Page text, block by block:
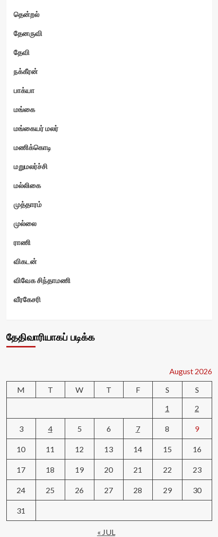
தென்றல்
தேனருவி
தேவி
நக்கீரன்
பாக்யா
மங்கை
மங்கையர் மலர்
மணிக்கொடி
மறுமலர்ச்சி
மல்லிகை
முத்தாரம்
முல்லை
ராணி
விகடன்
விவேக சிந்தாமணி
வீரகேசரி
தேதிவாரியாகப் படிக்க
August 2026
M
T W T F S
S
1
2
3 4 5 6 7 8 9
10 11 12 13 14 15 16
17 18 19 20 21 22 23
24 25 26 27 28 29 30
31
« JUL